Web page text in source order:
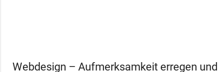
Webdesign – Aufmerksamkeit erregen und